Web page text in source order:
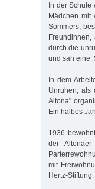
In der Schule
Mädchen mit
Sommers,
Freundinnen,
durch die
und sah eine
In dem
Unruhen, als
Altona"
Ein halbes
1936
der
mit
Hertz-Stiftung.